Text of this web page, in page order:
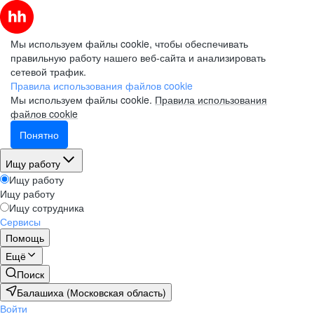
Мы используем файлы cookie, чтобы обеспечивать
правильную работу нашего веб-сайта и анализировать
сетевой трафик.
Правила использования файлов cookie
Мы используем файлы cookie. Правила использования
файлов cookie
Понятно
Ищу работу
Ищу работу
Ищу работу
Ищу сотрудника
Сервисы
Помощь
Ещё
Поиск
Балашиха (Московская область)
Войти